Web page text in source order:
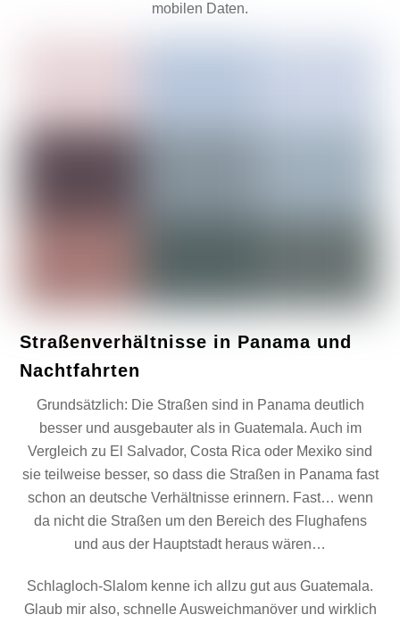
mobilen Daten.
Straßenverhältnisse in Panama und
Nachtfahrten
Grundsätzlich: Die Straßen sind in Panama deutlich
besser und ausgebauter als in Guatemala. Auch im
Vergleich zu El Salvador, Costa Rica oder Mexiko sind
sie teilweise besser, so dass die Straßen in Panama fast
schon an deutsche Verhältnisse erinnern. Fast… wenn
da nicht die Straßen um den Bereich des Flughafens
und aus der Hauptstadt heraus wären…
Schlagloch-Slalom kenne ich allzu gut aus Guatemala.
Glaub mir also, schnelle Ausweichmanöver und wirklich